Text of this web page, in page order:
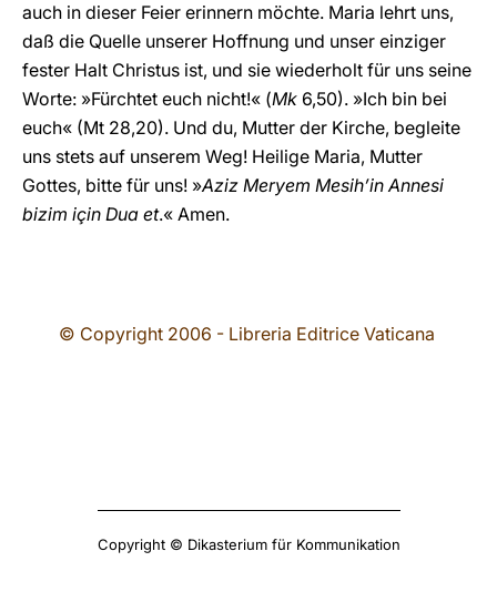
auch in dieser Feier erinnern möchte. Maria lehrt uns,
daß die Quelle unserer Hoffnung und unser einziger
fester Halt Christus ist, und sie wiederholt für uns seine
Worte: »Fürchtet euch nicht!« (Mk 6,50). »Ich bin bei
euch« (Mt 28,20). Und du, Mutter der Kirche, begleite
uns stets auf unserem Weg! Heilige Maria, Mutter
Gottes, bitte für uns! »Aziz Meryem Mesih’in Annesi
bizim için Dua et.« Amen.
© Copyright 2006 - Libreria Editrice Vaticana
Copyright © Dikasterium für Kommunikation